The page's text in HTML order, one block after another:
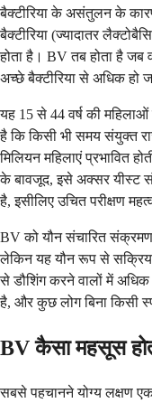
बैक्टीरिया के असंतुलन के
बैक्टीरिया (ज्यादातर
होता है। BV तब होता है जब
अच्छे बैक्टीरिया से अधिक हो
यह 15 से 44 वर्ष की
है कि किसी भी समय संयुक्त
मिलियन महिलाएं प्रभावित
के बावजूद, इसे अक्सर यीस्ट
है, इसीलिए उचित परीक्षण
BV को यौन संचारित
लेकिन यह यौन रूप से सक्रिय
से डौशिंग करने वालों में अधिक
है, और कुछ लोग बिना किसी
BV कैसा महसूस
सबसे पहचानने योग्य लक्षण